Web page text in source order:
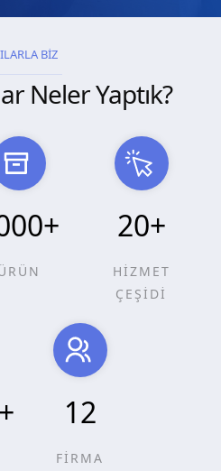
BİZ
Neler Yaptık?
+ 20+
HİZMET
ÇEŞİDİ
+ 12
FİRMA